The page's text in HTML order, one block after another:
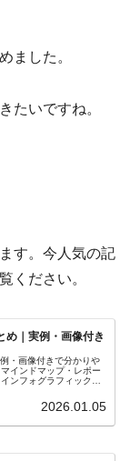
ました。
たいですね。
す。今人気の記
ください。
め｜実例・画像付き
・画像付きで分かりや
インドマップ・レポー
ンフォグラフィック・
2026.01.05